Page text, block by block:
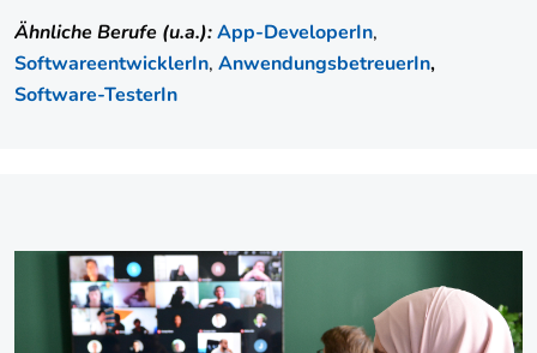
Ähnliche Berufe (u.a.):App-DeveloperIn,
SoftwareentwicklerIn, AnwendungsbetreuerIn,
Software-TesterIn